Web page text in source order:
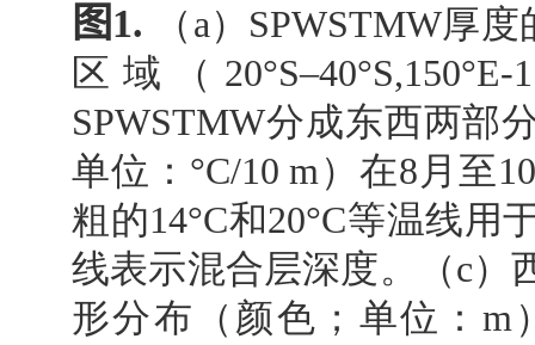
图1. （ a） SPWSTMW厚度
区域（ 20°S–40°S,150°E-
SPWSTMW分成东西两部
单位： °C/10 m）在8 月至10
粗的14°C和20°C等温线用
线表示混合层深度。（c）
形分布（颜色；单位： m